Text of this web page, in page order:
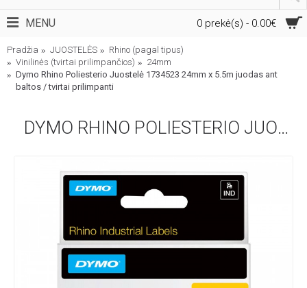
0 prekė(s) - 0.00€
MENU
Pradžia JUOSTELĖS
Rhino (pagal tipus)
Vinilinės (tvirtai prilimpančios)
24mm
Dymo Rhino Poliesterio Juostelė 1734523 24mm x 5.5m juodas ant
baltos / tvirtai prilimpanti
DYMO RHINO POLIESTERIO JUOSTELĖ 1734523 24MM X 5.5M JUODAS ANT BALTOS / TVIRTAI PRILIMPANTI